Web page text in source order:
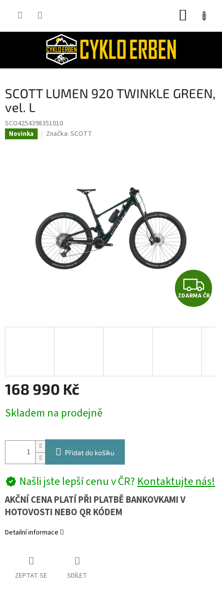
SCOTT LUMEN 920 TWINKLE GREEN,
vel. L
SCO4254398351010
Novinka Značka: SCOTT
Z
D
A
ZDARMA ČR
168 990 Kč
cena:
Skladem na prodejně
Přidat do košíku
Našli jste lepší cenu v ČR?Kontaktujte nás!
AKČNÍ CENA PLATÍ PŘI PLATBĚ BANKOVKAMI V
HOTOVOSTI NEBO QR KÓDEM
Detailní informace
ZEPTAT SE SDÍLET